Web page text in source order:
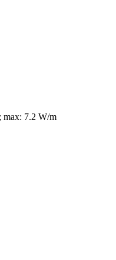
max: 7.2 W/m